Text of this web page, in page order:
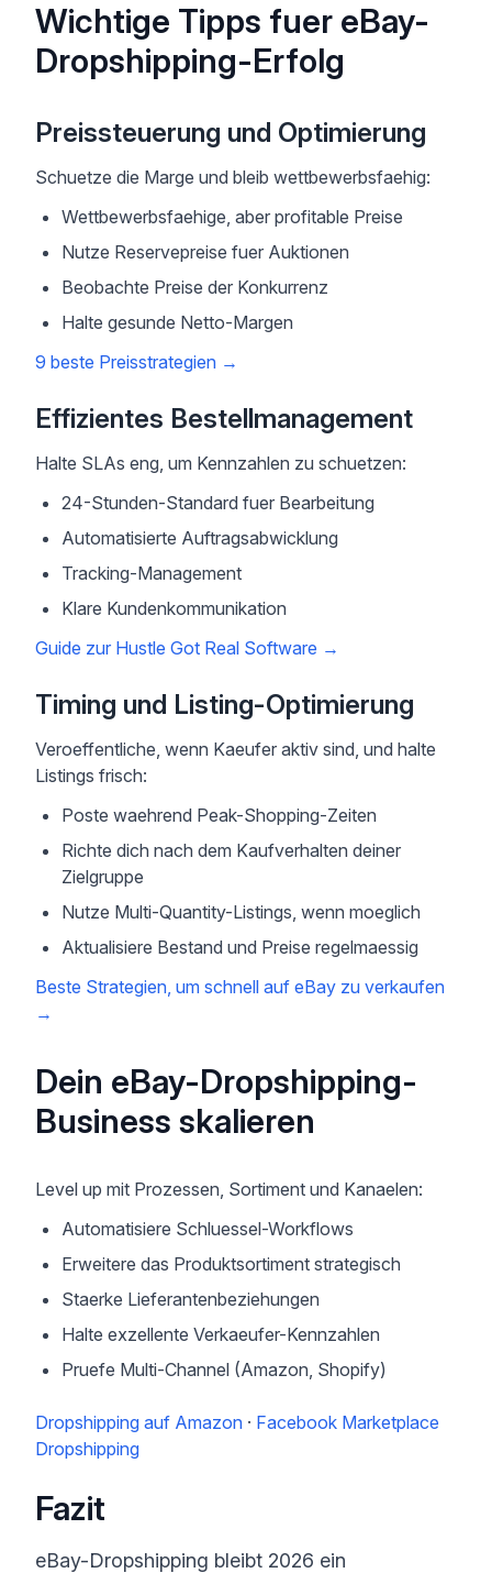
Wichtige Tipps fuer eBay-
Dropshipping-Erfolg
Preissteuerung und Optimierung
Schuetze die Marge und bleib wettbewerbsfaehig:
Wettbewerbsfaehige, aber profitable Preise
Nutze Reservepreise fuer Auktionen
Beobachte Preise der Konkurrenz
Halte gesunde Netto-Margen
9 beste Preisstrategien →
Effizientes Bestellmanagement
Halte SLAs eng, um Kennzahlen zu schuetzen:
24-Stunden-Standard fuer Bearbeitung
Automatisierte Auftragsabwicklung
Tracking-Management
Klare Kundenkommunikation
Guide zur Hustle Got Real Software →
Timing und Listing-Optimierung
Veroeffentliche, wenn Kaeufer aktiv sind, und halte
Listings frisch:
Poste waehrend Peak-Shopping-Zeiten
Richte dich nach dem Kaufverhalten deiner
Zielgruppe
Nutze Multi-Quantity-Listings, wenn moeglich
Aktualisiere Bestand und Preise regelmaessig
Beste Strategien, um schnell auf eBay zu verkaufen
→
Dein eBay-Dropshipping-
Business skalieren
Level up mit Prozessen, Sortiment und Kanaelen:
Automatisiere Schluessel-Workflows
Erweitere das Produktsortiment strategisch
Staerke Lieferantenbeziehungen
Halte exzellente Verkaeufer-Kennzahlen
Pruefe Multi-Channel (Amazon, Shopify)
Dropshipping auf Amazon · Facebook Marketplace
Dropshipping
Fazit
eBay-Dropshipping bleibt 2026 ein